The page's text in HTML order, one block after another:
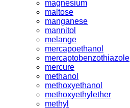
magnesium
maltose
manganese
mannitol
melange
mercapoethanol
mercaptobenzothiazole
mercure
methanol
methoxyethanol
methoxyethylether
methyl